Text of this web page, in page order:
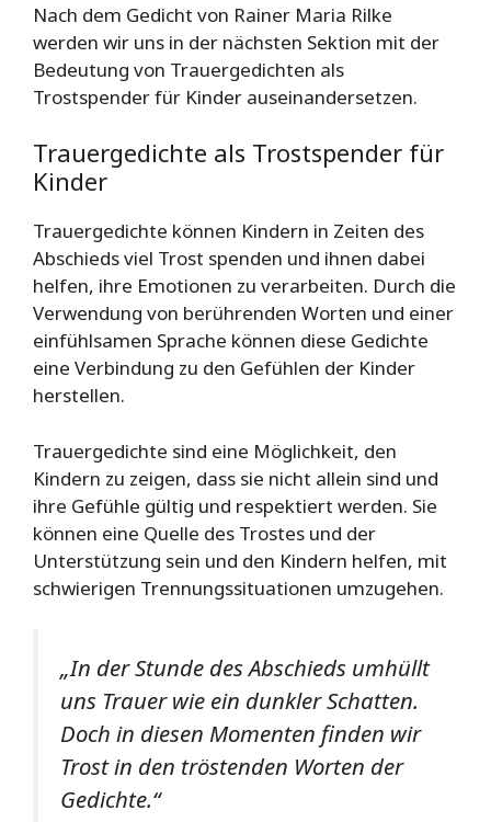
Nach dem Gedicht von Rainer Maria Rilke
werden wir uns in der nächsten Sektion mit der
Bedeutung von Trauergedichten als
Trostspender für Kinder auseinandersetzen.
Trauergedichte als Trostspender für
Kinder
Trauergedichte können Kindern in Zeiten des
Abschieds viel Trost spenden und ihnen dabei
helfen, ihre Emotionen zu verarbeiten. Durch die
Verwendung von berührenden Worten und einer
einfühlsamen Sprache können diese Gedichte
eine Verbindung zu den Gefühlen der Kinder
herstellen.
Trauergedichte sind eine Möglichkeit, den
Kindern zu zeigen, dass sie nicht allein sind und
ihre Gefühle gültig und respektiert werden. Sie
können eine Quelle des Trostes und der
Unterstützung sein und den Kindern helfen, mit
schwierigen Trennungssituationen umzugehen.
„In der Stunde des Abschieds umhüllt
uns Trauer wie ein dunkler Schatten.
Doch in diesen Momenten finden wir
Trost in den tröstenden Worten der
Gedichte.“